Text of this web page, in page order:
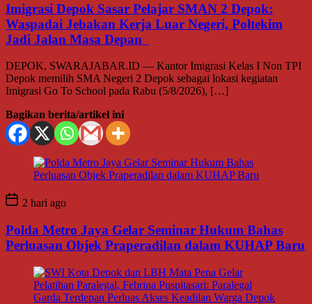
Imigrasi Depok Sasar Pelajar SMAN 2 Depok:
Waspadai Jebakan Kerja Luar Negeri, Poltekim
Jadi Jalan Masa Depan
DEPOK, SWARAJABAR.ID — Kantor Imigrasi Kelas I Non TPI
Depok memilih SMA Negeri 2 Depok sebagai lokasi kegiatan
Imigrasi Go To School pada Rabu (5/8/2026), […]
Bagikan berita/artikel ini
2 hari ago
Polda Metro Jaya Gelar Seminar Hukum Bahas
Perluasan Objek Praperadilan dalam KUHAP Baru